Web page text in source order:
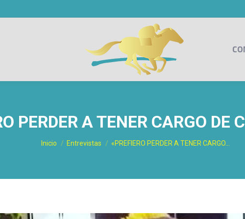
PERDER A TENER CARGO DE
Estás aquí:
Inicio Entrevistas «PREFIERO PERDER A TENER CARGO…